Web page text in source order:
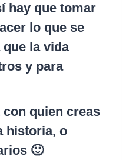
hay que tomar
lo que se
la vida
y para
quien creas
historia, o
🙂